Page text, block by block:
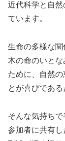
近代科学と自然
ています。
生命の多様な
木の命のいと
ために、自然
とが喜びである
そんな気持ち
参加者に共有し